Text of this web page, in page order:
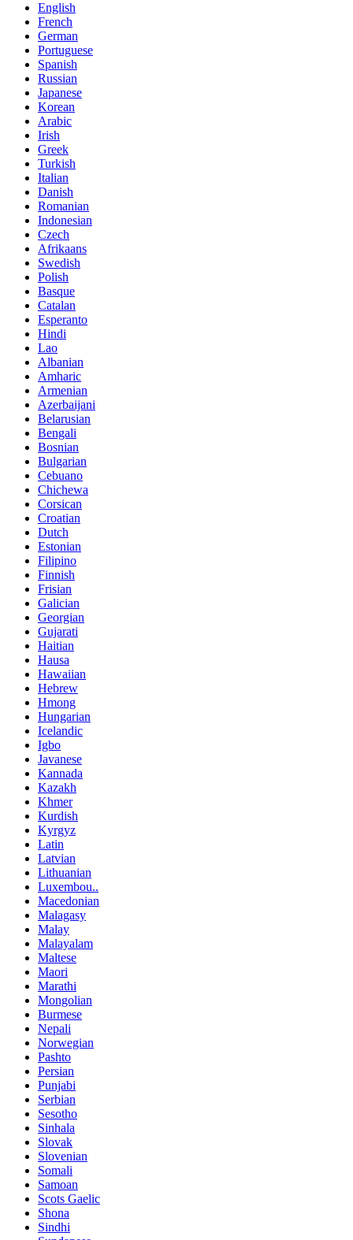
English
French
German
Portuguese
Spanish
Russian
Japanese
Korean
Arabic
Irish
Greek
Turkish
Italian
Danish
Romanian
Indonesian
Czech
Afrikaans
Swedish
Polish
Basque
Catalan
Esperanto
Hindi
Lao
Albanian
Amharic
Armenian
Azerbaijani
Belarusian
Bengali
Bosnian
Bulgarian
Cebuano
Chichewa
Corsican
Croatian
Dutch
Estonian
Filipino
Finnish
Frisian
Galician
Georgian
Gujarati
Haitian
Hausa
Hawaiian
Hebrew
Hmong
Hungarian
Icelandic
Igbo
Javanese
Kannada
Kazakh
Khmer
Kurdish
Kyrgyz
Latin
Latvian
Lithuanian
Luxembou..
Macedonian
Malagasy
Malay
Malayalam
Maltese
Maori
Marathi
Mongolian
Burmese
Nepali
Norwegian
Pashto
Persian
Punjabi
Serbian
Sesotho
Sinhala
Slovak
Slovenian
Somali
Samoan
Scots Gaelic
Shona
Sindhi